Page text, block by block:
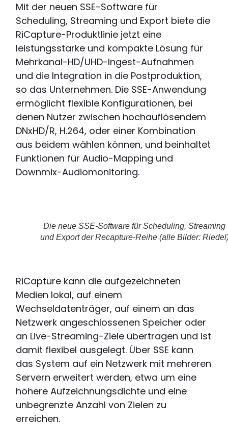
Mit der neuen SSE-Software für
Scheduling, Streaming und Export biete die
RiCapture-Produktlinie jetzt eine
leistungsstarke und kompakte Lösung für
Mehrkanal-HD/UHD-Ingest-Aufnahmen
und die Integration in die Postproduktion,
so das Unternehmen. Die SSE-Anwendung
ermöglicht flexible Konfigurationen, bei
denen Nutzer zwischen hochauflösendem
DNxHD/R, H.264, oder einer Kombination
aus beidem wählen können, und beinhaltet
Funktionen für Audio-Mapping und
Downmix-Audiomonitoring.
Die neue SSE-Software für Scheduling, Streaming
und Export der Recapture-Reihe (alle Bilder:
RiCapture kann die aufgezeichneten
Medien lokal, auf einem
Wechseldatenträger, auf einem an das
Netzwerk angeschlossenen Speicher oder
an Live-Streaming-Ziele übertragen und ist
damit flexibel ausgelegt. Über SSE kann
das System auf ein Netzwerk mit mehreren
Servern erweitert werden, etwa um eine
höhere Aufzeichnungsdichte und eine
unbegrenzte Anzahl von Zielen zu
erreichen.